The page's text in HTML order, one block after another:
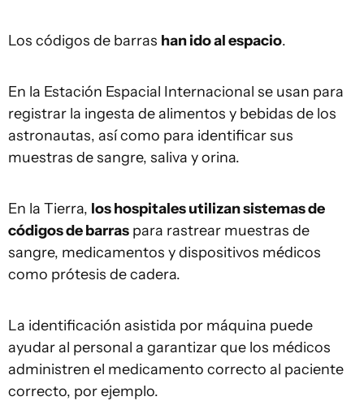
Los códigos de barras han ido al espacio.
En la Estación Espacial Internacional se usan para
registrar la ingesta de alimentos y bebidas de los
astronautas, así como para identificar sus
muestras de sangre, saliva y orina.
En la Tierra, los hospitales utilizan sistemas de
códigos de barras para rastrear muestras de
sangre, medicamentos y dispositivos médicos
como prótesis de cadera.
La identificación asistida por máquina puede
ayudar al personal a garantizar que los médicos
administren el medicamento correcto al paciente
correcto, por ejemplo.